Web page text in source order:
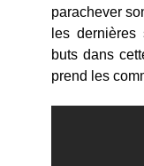
parachever
les
buts dans
prend les